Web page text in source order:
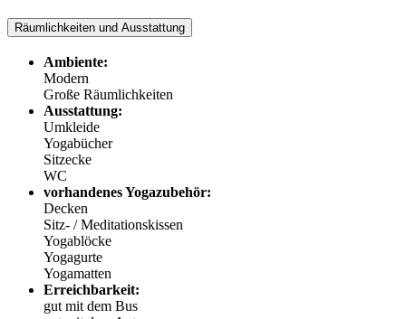
Räumlichkeiten und Ausstattung
Ambiente:
Modern
Große Räumlichkeiten
Ausstattung:
Umkleide
Yogabücher
Sitzecke
WC
vorhandenes Yogazubehör:
Decken
Sitz- / Meditationskissen
Yogablöcke
Yogagurte
Yogamatten
Erreichbarkeit:
gut mit dem Bus